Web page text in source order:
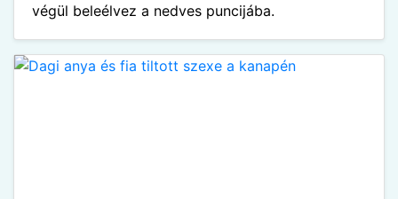
végül beleélvez a nedves puncijába.